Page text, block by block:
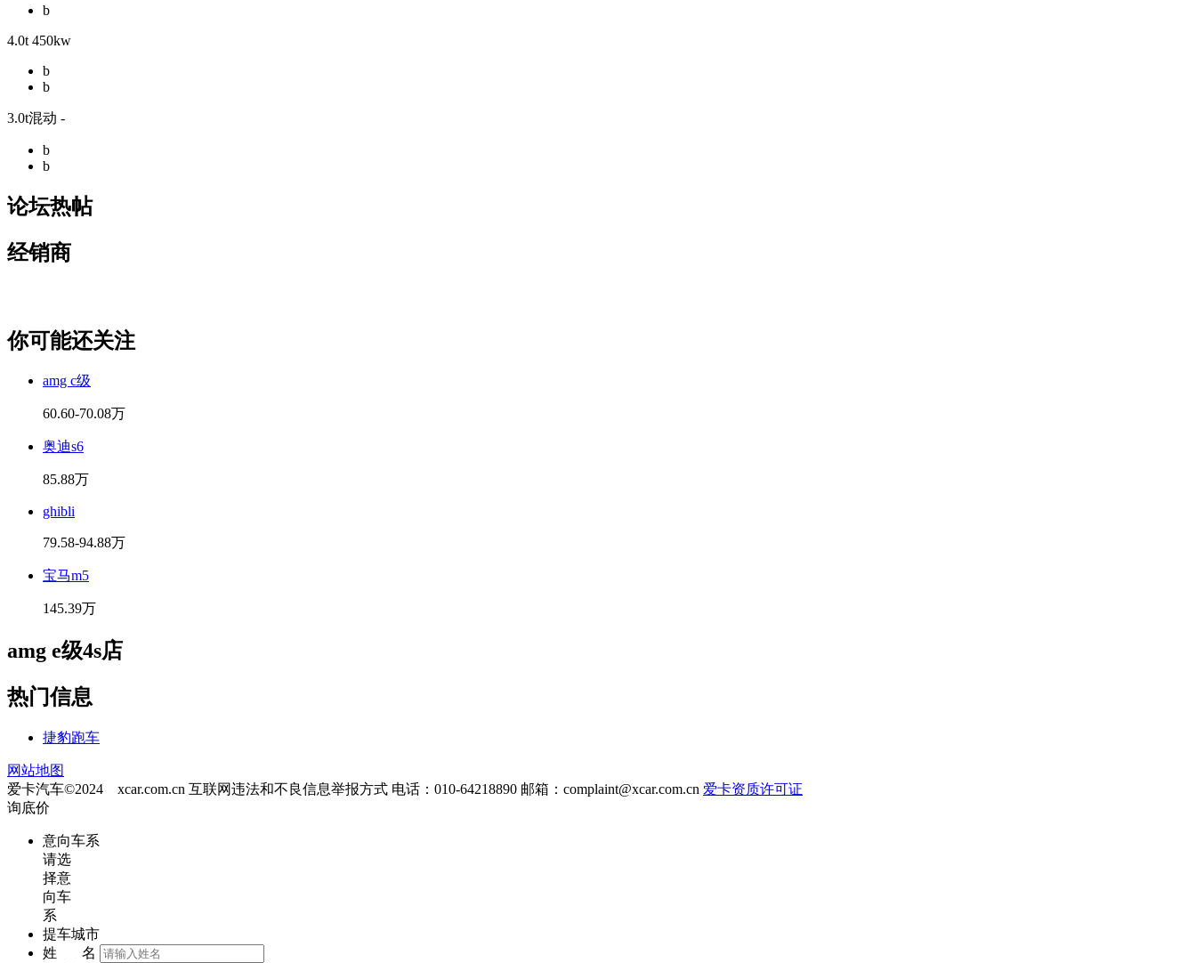
b
4.0t 450kw
b
b
3.0t混动 -
b
b
论坛热帖
经销商
你可能还关注
amg c级
60.60-70.08万
奥迪s6
85.88万
ghibli
79.58-94.88万
宝马m5
145.39万
amg e级4s店
热门信息
捷豹跑车
网站地图
爱卡汽车©2024 xcar.com.cn 互联网违法和不良信息举报方式 电话：010-64218890 邮箱： complaint@xcar.com.cn 爱卡资质许可证
询底价
意向车系
请选
择意
向车
系
提车城市
姓 名